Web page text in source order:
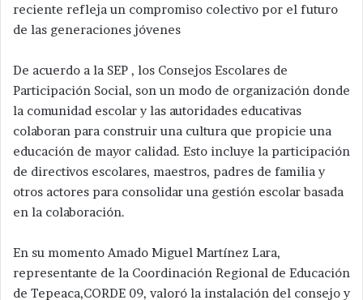
reciente refleja un compromiso colectivo por el futuro
de las generaciones jóvenes
De acuerdo a la SEP , los Consejos Escolares de
Participación Social, son un modo de organización donde
la comunidad escolar y las autoridades educativas
colaboran para construir una cultura que propicie una
educación de mayor calidad. Esto incluye la participación
de directivos escolares, maestros, padres de familia y
otros actores para consolidar una gestión escolar basada
en la colaboración.
En su momento Amado Miguel Martínez Lara,
representante de la Coordinación Regional de Educación
de Tepeaca,CORDE 09, valoró la instalación del consejo y